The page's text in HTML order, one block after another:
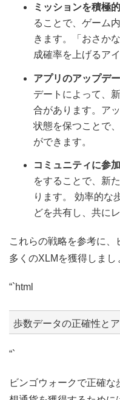
ミッションを積極
ることで、ゲーム
きます。「おさか
成確率を上げるア
アプリのアップデ
デートによって、
合があります。ア
状態を保つことで
ができます。
コミュニティに参
をすることで、新
ります。 効率的な
どを共有し、共に
これらの戦略を参考に、
多くのXLMを獲得しまし
“`html
歩数データの正確性と
“`
ビンゴウォークで正確